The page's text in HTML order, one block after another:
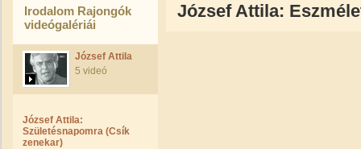
Irodalom Rajongók
videógalériái
József Attila
5 videó
József Attila:
Születésnapomra (Csík
zenekar)
József Attila: